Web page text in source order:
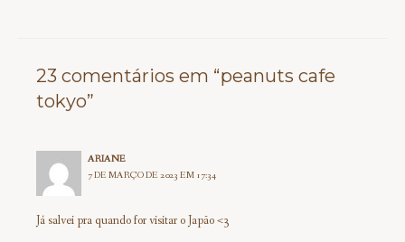
23 comentários em “peanuts cafe
tokyo”
ARIANE
7 DE MARÇO DE 2023 EM 17:34
Já salvei pra quando for visitar o Japão <3